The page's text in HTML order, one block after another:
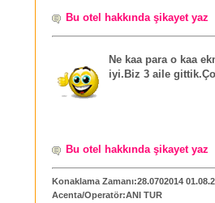
Bu otel hakkında şikayet yaz
Ne kaa para o kaa
iyi.Biz 3 aile
Bu otel hakkında şikayet yaz
Konaklama Zamanı:28.0702014
Acenta/Operatör:ANI TUR